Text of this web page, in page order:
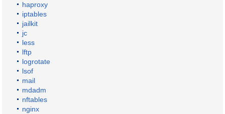
haproxy
iptables
jailkit
jc
less
lftp
logrotate
lsof
mail
mdadm
nftables
nginx